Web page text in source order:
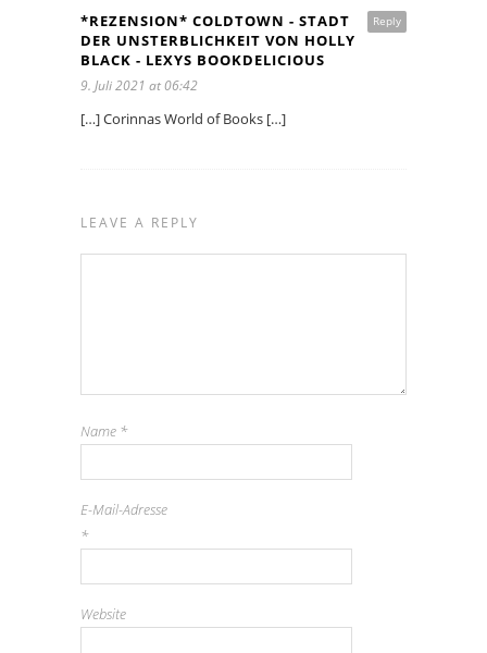
Reply
*REZENSION* COLDTOWN - STADT
DER UNSTERBLICHKEIT VON HOLLY
BLACK - LEXYS BOOKDELICIOUS
9. Juli 2021 at 06:42
[…] Corinnas World of Books […]
LEAVE A REPLY
Name *
E-Mail-Adresse
*
Website